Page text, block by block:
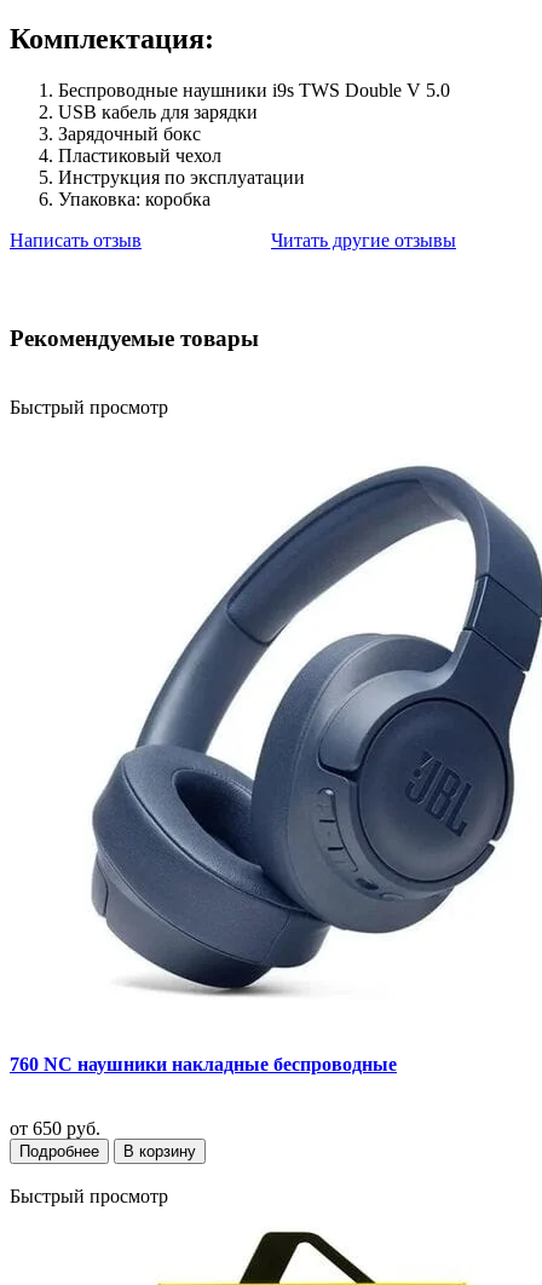
Комплектация:
Беспроводные наушники i9s TWS Double V 5.0
USB кабель для зарядки
Зарядочный бокс
Пластиковый чехол
Инструкция по эксплуатации
Упаковка: коробка
Написать отзыв
Читать другие отзывы
Рекомендуемые товары
Быстрый просмотр
760 NC наушники накладные беспроводные
от 650 руб.
Подробнее В корзину
Быстрый просмотр